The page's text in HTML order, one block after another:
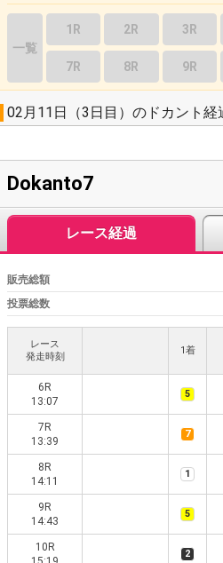
一覧
1R 2R 3R
7R 8R 9R
02月11日（3日目）のドカント経
Dokanto7
レース経過
販売総額
投票総数
レース
発走時刻
1着
6R
13:07
5
7R
13:39
7
8R
14:11
1
9R
14:43
5
10R
2